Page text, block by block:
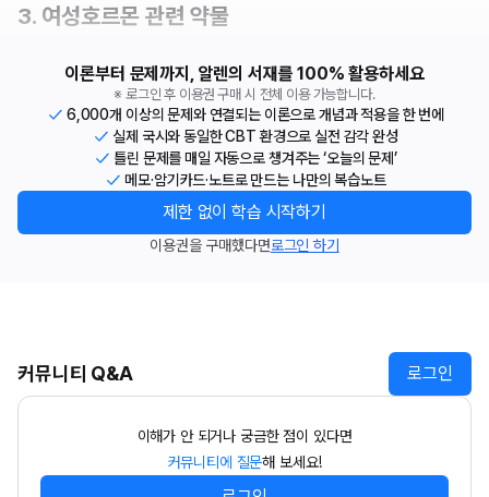
3. 여성호르몬 관련 약물
이론부터 문제까지, 알렌의 서재를 100% 활용하세요
※ 로그인 후 이용권 구매 시 전체 이용 가능합니다.
6,000개 이상의 문제와 연결되는 이론으로 개념과 적용을 한 번에
실제 국시와 동일한 CBT 환경으로 실전 감각 완성
틀린 문제를 매일 자동으로 챙겨주는 ‘오늘의 문제’
메모·암기카드·노트로 만드는 나만의 복습노트
제한 없이 학습 시작하기
이용권을 구매했다면로그인 하기
커뮤니티 Q&A 로그인
이해가 안 되거나 궁금한 점이 있다면
커뮤니티에 질문해 보세요!